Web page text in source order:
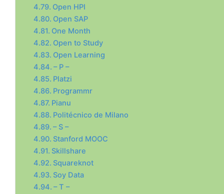
Open HPI
Open SAP
One Month
Open to Study
Open Learning
– P –
Platzi
Programmr
Pianu
Politécnico de Milano
– S –
Stanford MOOC
Skillshare
Squareknot
Soy Data
– T –